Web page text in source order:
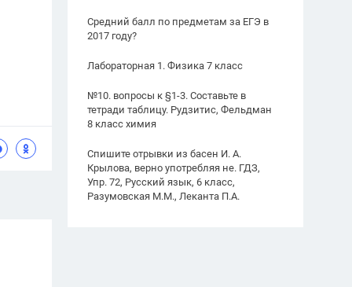
Средний балл по предметам за ЕГЭ в
2017 году?
Лабораторная 1. Физика 7 класс
№10. вопросы к §1-3. Составьте в
тетради таблицу. Рудзитис, Фельдман
8 класс химия
Спишите отрывки из басен И. А.
Крылова, верно употребляя не. ГДЗ,
Упр. 72, Русский язык, 6 класс,
Разумовская М.М., Леканта П.А.